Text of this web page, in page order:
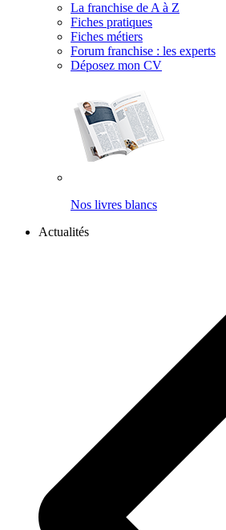
La franchise de A à Z
Fiches pratiques
Fiches métiers
Forum franchise : les experts
Déposez mon CV
Nos livres blancs
Actualités